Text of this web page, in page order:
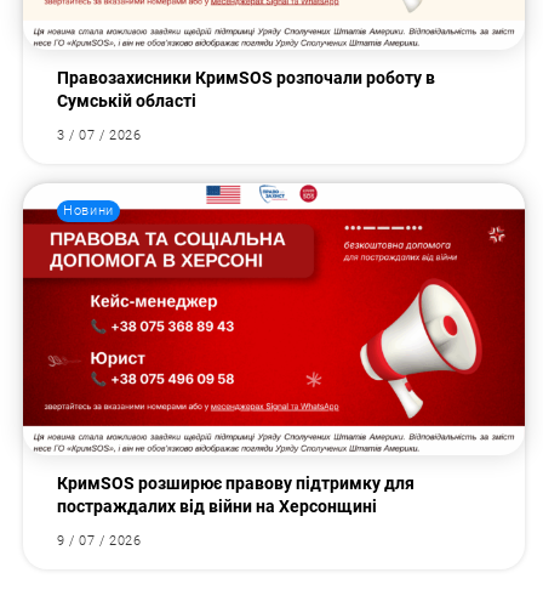
Правозахисники КримSOS розпочали роботу в
Сумській області
3 / 07 / 2026
Новини
КримSOS розширює правову підтримку для
постраждалих від війни на Херсонщині
9 / 07 / 2026